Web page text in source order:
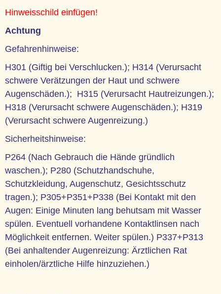
Hinweisschild einfügen!
Achtung
Gefahrenhinweise:
H301 (Giftig bei Verschlucken.); H314 (Verursacht
schwere Verätzungen der Haut und schwere
Augenschäden.); H315 (Verursacht Hautreizungen.);
H318 (Verursacht schwere Augenschäden.); H319
(Verursacht schwere Augenreizung.)
Sicherheitshinweise:
P264 (Nach Gebrauch die Hände gründlich
waschen.); P280 (Schutzhandschuhe,
Schutzkleidung, Augenschutz, Gesichtsschutz
tragen.); P305+P351+P338 (Bei Kontakt mit den
Augen: Einige Minuten lang behutsam mit Wasser
spülen. Eventuell vorhandene Kontaktlinsen nach
Möglichkeit entfernen. Weiter spülen.) P337+P313
(Bei anhaltender Augenreizung: Ärztlichen Rat
einholen/ärztliche Hilfe hinzuziehen.)